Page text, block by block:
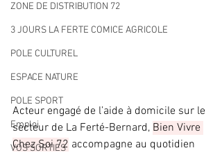
ZONE DE DISTRIBUTION 72
3 JOURS LA FERTE COMICE AGRICOLE
POLE CULTUREL
ESPACE NATURE
POLE SPORT
Emploi
VOS SORTIES
Acteur engagé de l’aide à domicile sur le
secteur de La Ferté-Bernard, Bien Vivre
Chez Soi 72 accompagne au quotidien